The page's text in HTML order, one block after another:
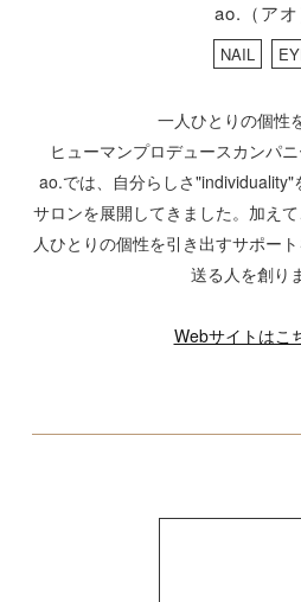
ao.（アオ
NAIL
一人ひとりの個性
ヒューマンプロデュースカンパニ
ao.では、自分らしさ
サロンを展開してきました。加え
人ひとりの個性を引き出すサポー
送る人を創り
Webサイトはこ